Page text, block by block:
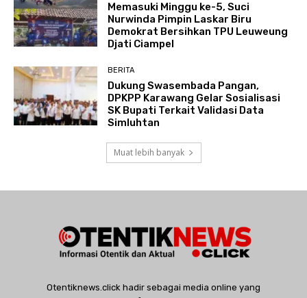
Memasuki Minggu ke-5, Suci
Nurwinda Pimpin Laskar Biru
Demokrat Bersihkan TPU Leuweung
Djati Ciampel
BERITA
Dukung Swasembada Pangan,
DPKPP Karawang Gelar Sosialisasi
SK Bupati Terkait Validasi Data
Simluhtan
Muat lebih banyak
Otentiknews.click hadir sebagai media online yang